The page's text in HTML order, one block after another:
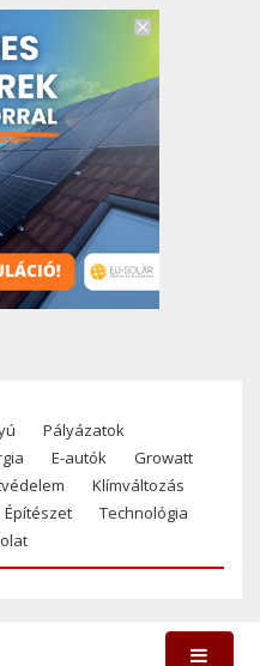
Pályázatok
E-autók
Growatt
Klímváltozás
Építészet
Technológia